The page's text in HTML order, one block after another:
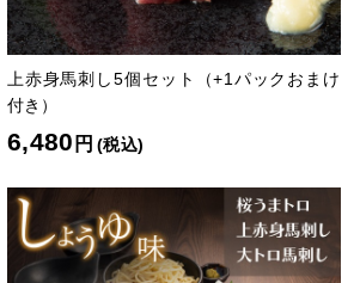
上赤身馬刺し5個セット（+1パックおまけ
付き）
6,480 円 (税込)